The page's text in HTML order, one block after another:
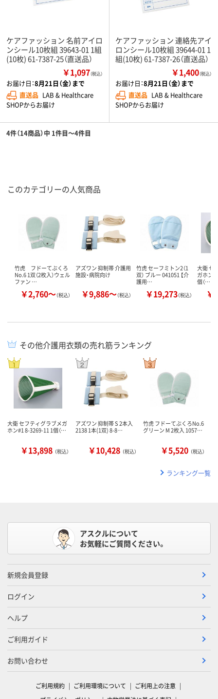
ケアファッション 名前アイロ
ンシール10枚組 39643-01 1組
(10枚) 61-7387-25（直送品）
￥1,097（税込）
お届け日：8月21日（金）まで
直送品 LAB & Healthcare
SHOPからお届け
ケアファッション 連絡先アイ
ロンシール10枚組 39644-01 1
組(10枚) 61-7387-26（直送品）
￥1,400（税込）
お届け日：8月21日（金）まで
直送品 LAB & Healthcare
SHOPからお届け
4件（14商品）中 1件目～4件目
このカテゴリーの人気商品
竹虎 フドーてぶくろ
No.6 1双（2枚入）ウェル
ファン …
￥2,760～（税込）
アズワン 抑制帯 介護用
施設・病院向け
￥9,886～（税込）
竹虎 セーフミトン2（1
双） ブルー 041051 【介
護用…
￥19,273（税込）
大衛 セ
ガホン
個（…
￥
その他介護用衣類の売れ筋ランキング
大衛 セフティグラブメガ
ホン#1 8-3269-11 1個（…
￥13,898 （税込）
アズワン 抑制帯 S 2本入
2138 1本(1双) 8-8…
￥10,428 （税込）
竹虎 フドーてぶくろNo.6
グリーン M 2枚入 1057…
￥5,520 （税込）
ランキング一覧
アスクルについて
お気軽にご質問ください。
新規会員登録
ログイン
ヘルプ
ご利用ガイド
お問い合わせ
ご利用規約 ご利用環境について
ご利用上の注意